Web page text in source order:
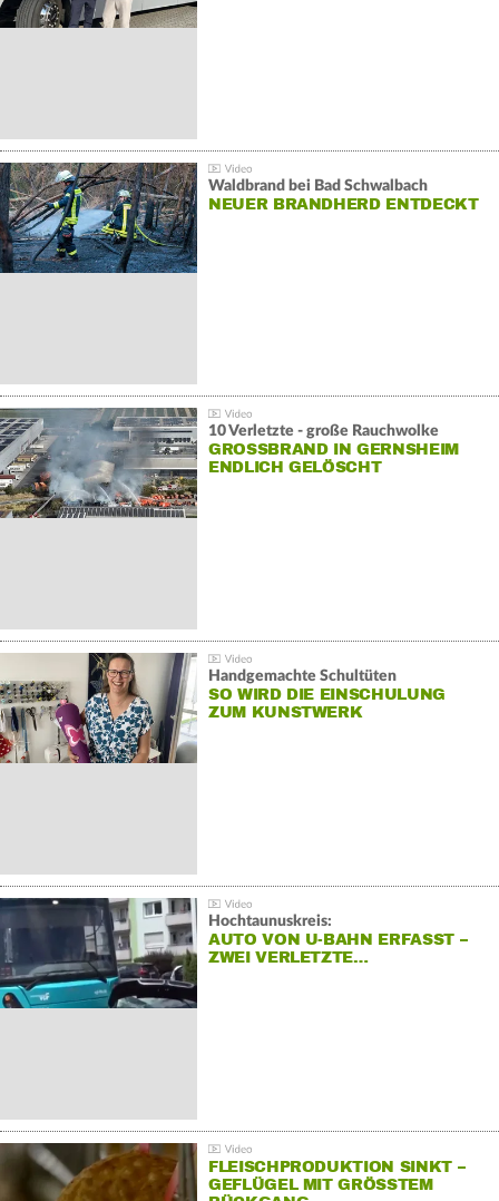
Waldbrand bei Bad Schwalbach
NEUER BRANDHERD ENTDECKT
10 Verletzte - große Rauchwolke
GROSSBRAND IN GERNSHEIM E
NDLICH GELÖSCHT
Handgemachte Schultüten
SO WIRD DIE EINSCHULUNG
ZUM KUNSTWERK
Hochtaunuskreis:
AUTO VON U-BAHN ERFASST –
ZWEI VERLETZTE…
FLEISCHPRODUKTION SINKT –
GEFLÜGEL MIT GRÖSSTEM R